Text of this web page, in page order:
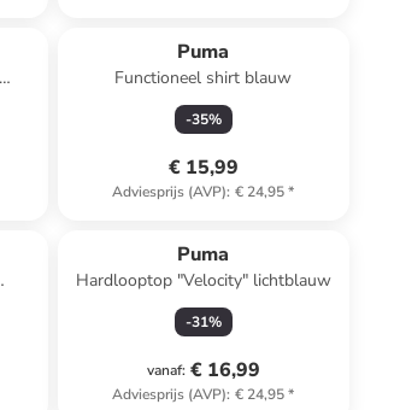
Puma
Functioneel shirt blauw
-35%
€ 15,99
Adviesprijs (AVP): € 24,95*
Puma
Hardlooptop "Velocity" lichtblauw
-31%
vanaf: € 16,99
Adviesprijs (AVP): € 24,95*